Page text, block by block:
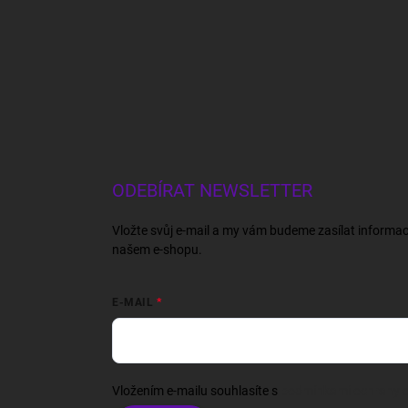
ODEBÍRAT NEWSLETTER
Vložte svůj e-mail a my vám budeme zasílat
našem e-shopu.
E-MAIL
Vložením e-mailu souhlasíte s